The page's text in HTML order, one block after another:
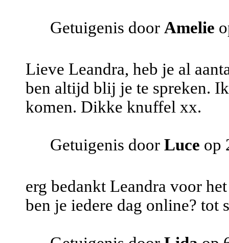
Getuigenis door Amelie
Lieve Leandra, heb je al
ben altijd blij je te spreken.
komen. Dikke knuffel xx.
Getuigenis door Luce op
erg bedankt Leandra voor
ben je iedere dag online? tot